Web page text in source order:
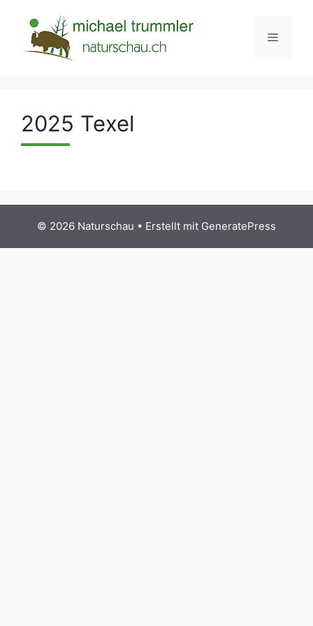
Inhalt
springen
Menü
2025 Texel
© 2026 Naturschau • Erstellt mit GeneratePress